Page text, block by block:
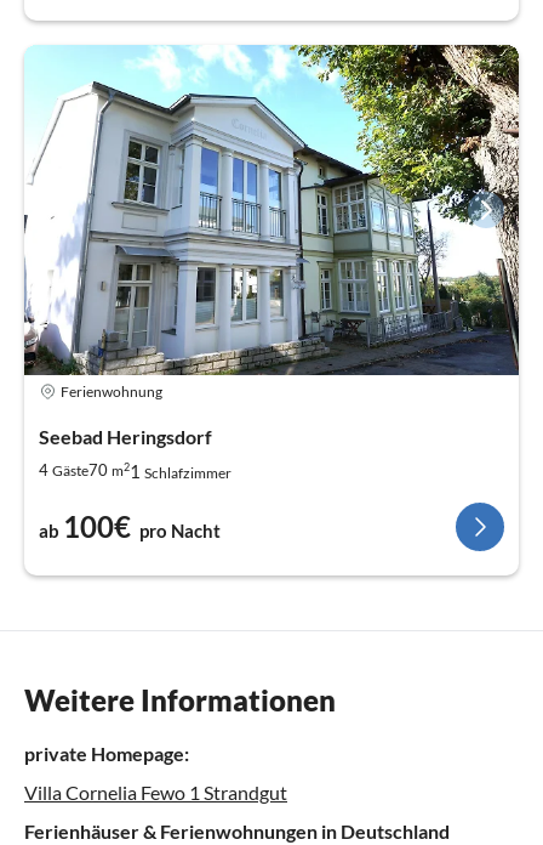
Ferienwohnung
Seebad Heringsdorf
4 Gäste70 m21 Schlafzimmer
ab 100€ pro Nacht
Weitere Informationen
private Homepage:
Villa Cornelia Fewo 1 Strandgut
Ferienhäuser & Ferienwohnungen in Deutschland